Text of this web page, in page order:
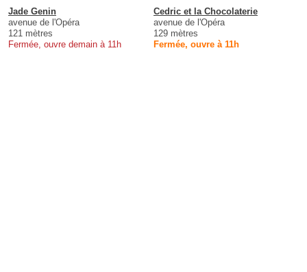
Jade Genin
avenue de l'Opéra
121 mètres
Fermée, ouvre demain à 11h
Cedric et la Chocolaterie
avenue de l'Opéra
129 mètres
Fermée, ouvre à 11h